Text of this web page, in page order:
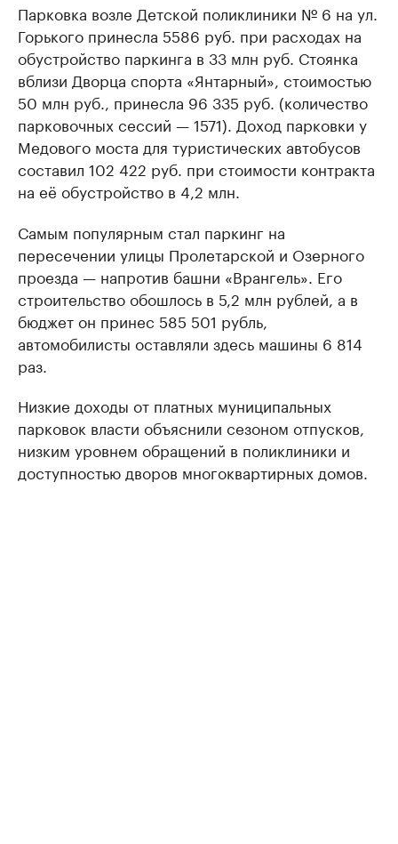
Парковка возле Детской поликлиники № 6 на ул.
Горького принесла 5586 руб. при расходах на
обустройство паркинга в 33 млн руб. Стоянка
вблизи Дворца спорта «Янтарный», стоимостью
50 млн руб., принесла 96 335 руб. (количество
парковочных сессий — 1571). Доход парковки у
Медового моста для туристических автобусов
составил 102 422 руб. при стоимости контракта
на её обустройство в 4,2 млн.
Самым популярным стал паркинг на
пересечении улицы Пролетарской и Озерного
проезда — напротив башни «Врангель». Его
строительство обошлось в 5,2 млн рублей, а в
бюджет он принес 585 501 рубль,
автомобилисты оставляли здесь машины 6 814
раз.
Низкие доходы от платных муниципальных
парковок власти объяснили сезоном отпусков,
низким уровнем обращений в поликлиники и
доступностью дворов многоквартирных домов.